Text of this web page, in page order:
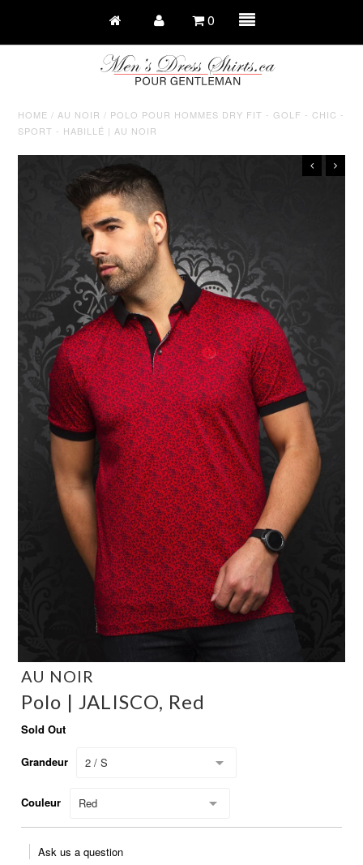
0
HOME / AU NOIR / POLO POUR HOMMES DRY FIT - GOLF - CHIC -
SPORT - HABILLÉ | AU NOIR
AU NOIR
Polo | JALISCO, Red
Sold Out
Grandeur 2 / S
Couleur Red
Ask us a question